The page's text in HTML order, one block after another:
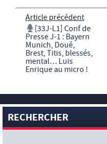
Article précédent
[33J-L1] Conf de
Presse J-1 : Bayern
Munich, Doué,
Brest, Titis, blessés,
mental… Luis
Enrique au micro !
RECHERCHER